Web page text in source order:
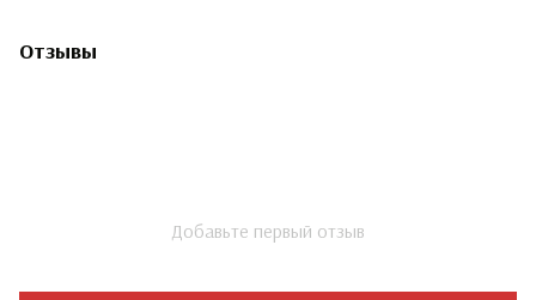
Отзывы
Добавьте первый отзыв